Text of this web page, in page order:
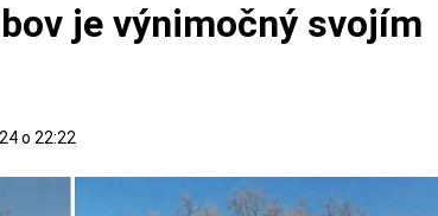
je výnimočný svojím
o 22:22